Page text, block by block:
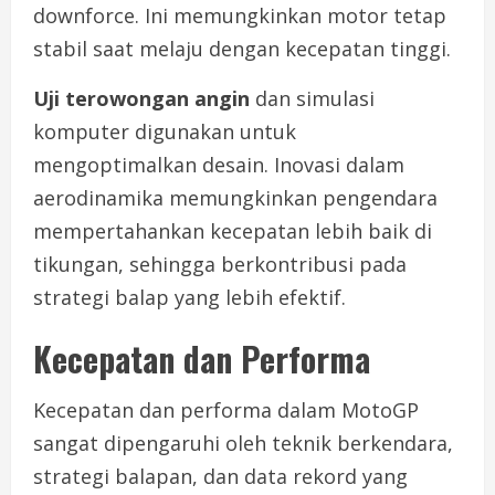
downforce. Ini memungkinkan motor tetap
stabil saat melaju dengan kecepatan tinggi.
Uji terowongan angin dan simulasi
komputer digunakan untuk
mengoptimalkan desain. Inovasi dalam
aerodinamika memungkinkan pengendara
mempertahankan kecepatan lebih baik di
tikungan, sehingga berkontribusi pada
strategi balap yang lebih efektif.
Kecepatan dan Performa
Kecepatan dan performa dalam MotoGP
sangat dipengaruhi oleh teknik berkendara,
strategi balapan, dan data rekord yang